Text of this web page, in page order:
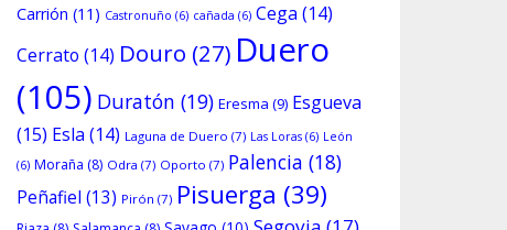
Carrión (11) Castronuño (6) cañada (6) Cega (14)
Cerrato (14) Douro (27) Duero
(105) Duratón (19) Eresma (9) Esgueva
(15) Esla (14) Laguna de Duero (7) Las Loras(6) León
(6) Moraña (8) Odra (7) Oporto (7) Palencia (18)
Peñafiel (13) Pirón (7) Pisuerga (39)